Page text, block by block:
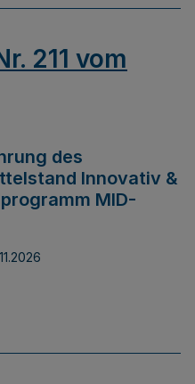
211 vom
des
Innovativ &
MID-